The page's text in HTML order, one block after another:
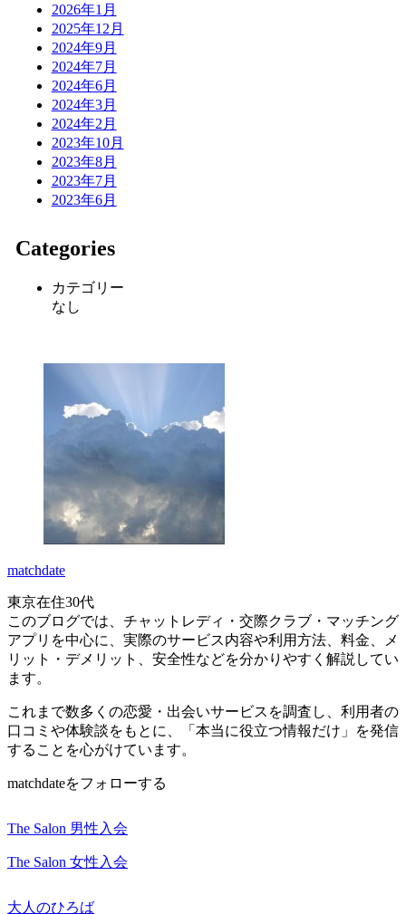
2026年1月
2025年12月
2024年9月
2024年7月
2024年6月
2024年3月
2024年2月
2023年10月
2023年8月
2023年7月
2023年6月
Categories
カテゴリー
なし
matchdate
東京在住30代
このブログでは、チャットレディ・交際クラブ・マッチング
アプリを中心に、実際のサービス内容や利用方法、料金、メ
リット・デメリット、安全性などを分かりやすく解説してい
ます。
これまで数多くの恋愛・出会いサービスを調査し、利用者の
口コミや体験談をもとに、「本当に役立つ情報だけ」を発信
することを心がけています。
matchdateをフォローする
The Salon 男性入会
The Salon 女性入会
大人のひろば